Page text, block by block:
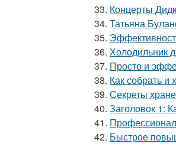
33. Концерты
34. Татьяна
35.
36. Холодильник
37. Просто и
38. Как собрать и
39. Секреты
40. Заголовок 1:
41.
42. Быстрое